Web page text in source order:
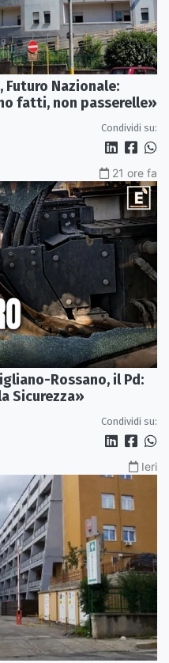
Nazionale:
fatti, non passerelle»
Condividi su:
21 ore fa
Rossano, il Pd:
Sicurezza»
Condividi su:
Ieri